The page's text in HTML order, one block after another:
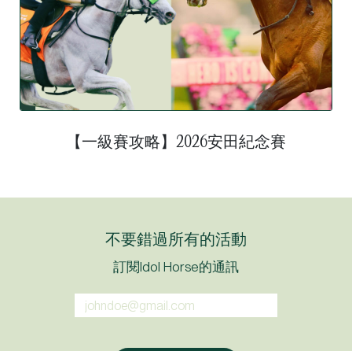
【一級賽攻略】2026安田紀念賽
不要錯過所有的活動
訂閱Idol Horse的通訊